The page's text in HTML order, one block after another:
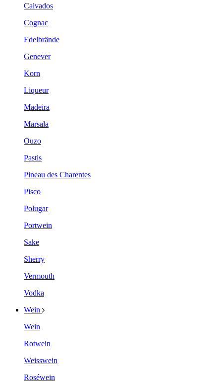
Calvados
Cognac
Edelbrände
Genever
Korn
Liqueur
Madeira
Marsala
Ouzo
Pastis
Pineau des Charentes
Pisco
Polugar
Portwein
Sake
Sherry
Vermouth
Vodka
Wein
Wein
Rotwein
Weisswein
Roséwein